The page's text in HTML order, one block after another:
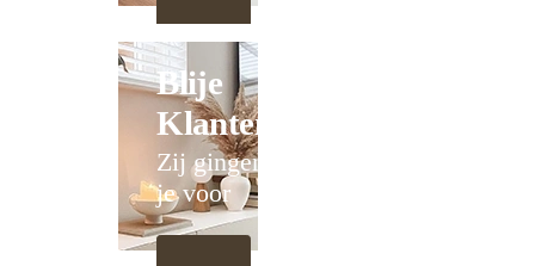
Blije
Klanten
Zij gingen
je voor